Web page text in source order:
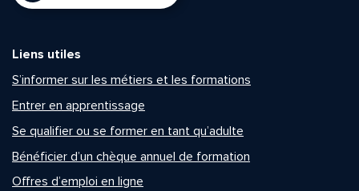
Liens utiles
S’informer sur les métiers et les formations
Entrer en apprentissage
Se qualifier ou se former en tant qu’adulte
Bénéficier d’un chèque annuel de formation
Offres d’emploi en ligne